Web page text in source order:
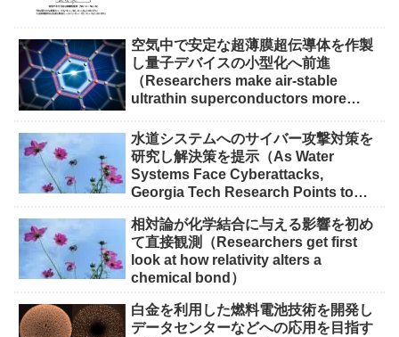
空気中で安定な超薄膜超伝導体を作製
し量子デバイスの小型化へ前進
（Researchers make air-stable
ultrathin superconductors more
水道システムへのサイバー攻撃対策を
研究し解決策を提示（As Water
Systems Face Cyberattacks,
Georgia Tech Research Points to
相対論が化学結合に与える影響を初め
て直接観測（Researchers get first
look at how relativity alters a
chemical bond）
白金を利用した燃料電池技術を開発し
データセンターなどへの応用を目指す